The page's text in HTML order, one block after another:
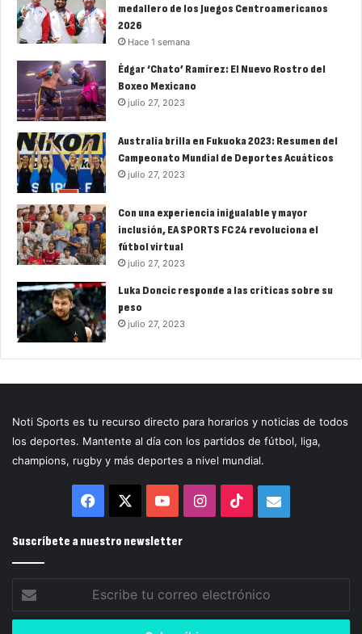
medallero de los Juegos Centroamericanos
2026
Hace 1 semana
Édgar ‘Chato’ Ramírez: El Nuevo Rostro del
Boxeo Mexicano
julio 27, 2023
Australia brilla en Fukuoka 2023: Resumen del
Campeonato Mundial de Deportes Acuáticos
julio 27, 2023
Con una experiencia inigualable y mayor
inclusión, EA SPORTS FC 24 revoluciona el
fútbol virtual
julio 27, 2023
Luka Doncic responde a las críticas sobre su
peso
julio 27, 2023
Noti Sports es tu recurso directo para horarios y noticias de todos
los deportes. Mantente al día con los partidos de fútbol, liga,
champions, rugby y más deportes a nivel mundial.
Facebook YouTubeInstagram
TikTokCorreo
Suscríbete a nuestro newsletter
correo